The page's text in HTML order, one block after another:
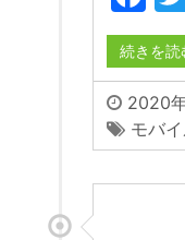
続きを読
2020
モバ